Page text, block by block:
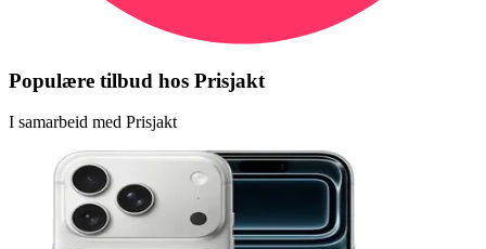
Populære tilbud hos Prisjakt
I samarbeid med Prisjakt